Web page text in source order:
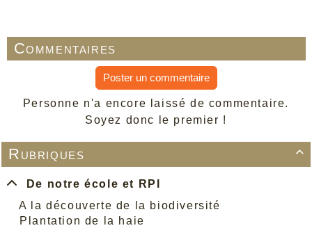

Rubriques
De notre école et RPI
A la découverte de la biodiversité
Plantation de la haie
Commentaires
Poster un commentaire
Personne n'a encore laissé de commentaire.
Soyez donc le premier !